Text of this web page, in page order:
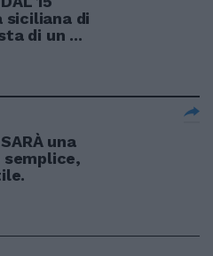
di
di un ...
una
semplice,